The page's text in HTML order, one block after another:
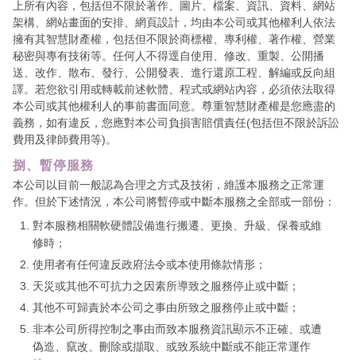
上所有內容，包括但不限於著作、圖片、檔案、資訊、資料、網站
架構、網站畫面的安排、網頁設計，均由本公司或其他權利人依法
擁有其智慧財產權，包括但不限於商標權、專利權、著作權、營業
秘密與專有技術等。任何人不得逕自使用、修改、重製、公開播
送、改作、散布、發行、公開發表、進行還原工程、解編或反向組
譯。若您欲引用或轉載前述軟體、程式或網站內容，必須依法取得
本公司或其他權利人的事前書面同意。尊重智慧財產權是您應盡的
義務，如有違反，您應對本公司負損害賠償責任(包括但不限於訴訟
費用及律師費用等)。
捌、暫停服務
本公司以目前一般認為合理之方式及技術，維護本服務之正常運
作。但於下述情況，本公司將暫停或中斷本服務之全部或一部份：
對本服務相關軟硬體設備進行搬遷、更換、升級、保養或維
修時；
使用者有任何違反政府法令或本使用條款情形；
天災或其他不可抗力之因素所導致之服務停止或中斷；
其他不可歸責於本公司之事由所致之服務停止或中斷；
非本公司所得控制之事由而致本服務資訊顯示不正確、或遭
偽造、竄改、刪除或擷取、或致系統中斷或不能正常運作